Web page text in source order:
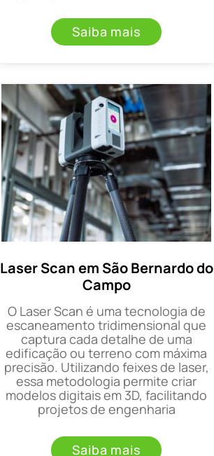
Saiba mais
Laser Scan em São Bernardo do
Campo
O Laser Scan é uma tecnologia de
escaneamento tridimensional que
captura cada detalhe de uma
edificação ou terreno com máxima
precisão. Utilizando feixes de laser,
essa metodologia permite criar
modelos digitais em 3D, facilitando
projetos de engenharia
Saiba mais